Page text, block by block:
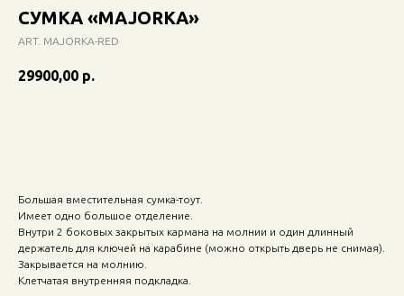
СУМКА «MAJORKA»
ART. MAJORKA-RED
29900,00 р.
Большая вместительная сумка-тоут.
Имеет одно большое отделение.
Внутри 2 боковых закрытых кармана на молнии и один длинный
держатель для ключей на карабине (можно открыть дверь не снимая).
Закрывается на молнию.
Клетчатая внутренняя подкладка.